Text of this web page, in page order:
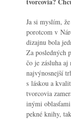
Ja si myslím,
porotcom v
dizajnu bola
Za posledných
čo je zásluha
najvýnosnejší
s láskou a
tvorcovia
inými
pekné knihy,